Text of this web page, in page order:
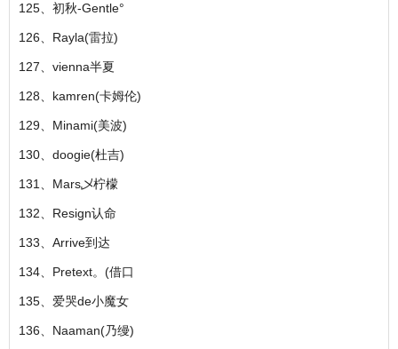
125、初秋-Gentle°
126、Rayla(雷拉)
127、vienna半夏
128、kamren(卡姆伦)
129、Minami(美波)
130、doogie(杜吉)
131、Mars乄柠檬
132、Resign认命
133、Arrive到达
134、Pretext。(借口
135、爱哭de小魔女
136、Naaman(乃缦)